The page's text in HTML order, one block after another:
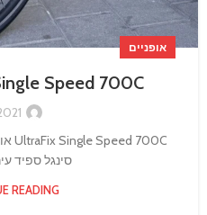
אופניים
Speed 700C
סינגל ספיד
READING